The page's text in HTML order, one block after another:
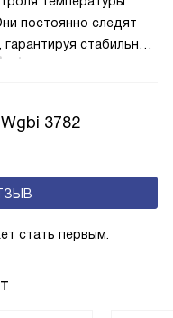
постоянно следят
стабильные
меры. Такая
3782
стать первым.